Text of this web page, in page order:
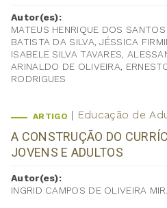
Autor(es):
MATEUS HENRIQUE DOS
BATISTA DA SILVA, JÉSSICA
ISABELE SILVA TAVARES,
ARINALDO DE OLIVEIRA,
RODRIGUES
ARTIGO Educação de
A CONSTRUÇÃO DO
JOVENS E ADULTOS
Autor(es):
INGRID CAMPOS DE OLIVEIRA